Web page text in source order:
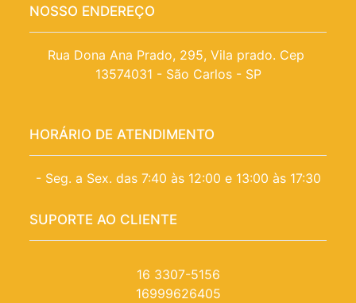
NOSSO ENDEREÇO
Rua Dona Ana Prado, 295, Vila prado. Cep
13574031 - São Carlos - SP
HORÁRIO DE ATENDIMENTO
- Seg. a Sex. das 7:40 às 12:00 e 13:00 às 17:30
SUPORTE AO CLIENTE
16 3307-5156
16999626405